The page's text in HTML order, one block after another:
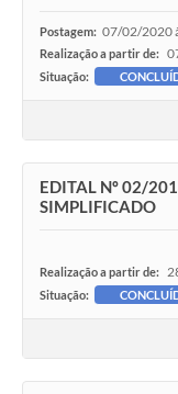
Postagem: 07/02/2020
Realização a partir de:
Situação:
EDITAL Nº 02/
SIMPLIFICADO
Realização a partir de:
Situação: